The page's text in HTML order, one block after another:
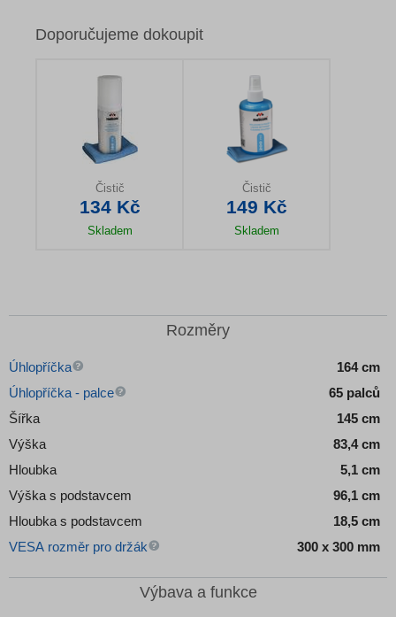
Doporučujeme dokoupit
Čistič
134 Kč
Skladem
Čistič
149 Kč
Skladem
Rozměry
Úhlopříčka
164 cm
Úhlopříčka - palce
65 palců
Šířka
145 cm
Výška
83,4 cm
Hloubka
5,1 cm
Výška s podstavcem
96,1 cm
Hloubka s podstavcem
18,5 cm
VESA rozměr pro držák
300 x 300 mm
Výbava a funkce